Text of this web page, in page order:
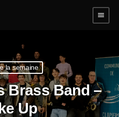
menu
la semaine
Brass Band –
Up